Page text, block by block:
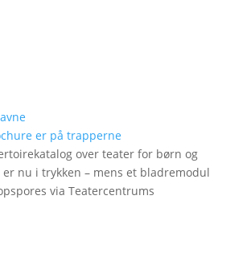
er på trapperne
over teater for børn og
er nu i trykken – mens et bladremodul
via Teatercentrums